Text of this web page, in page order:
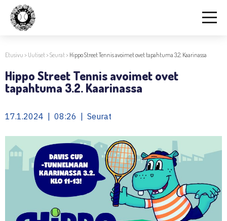
Etusivu > Uutiset>Seurat> Hippo Street Tennis avoimet ovet tapahtuma 3.2. Kaarinassa
Hippo Street Tennis avoimet ovet
tapahtuma 3.2. Kaarinassa
17.1.2024 | 08:26 | Seurat